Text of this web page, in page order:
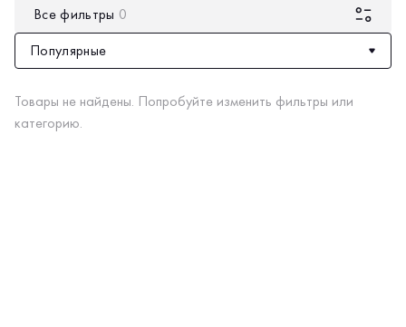
Все фильтры 0
Популярные
Товары не найдены. Попробуйте изменить фильтры или
категорию.